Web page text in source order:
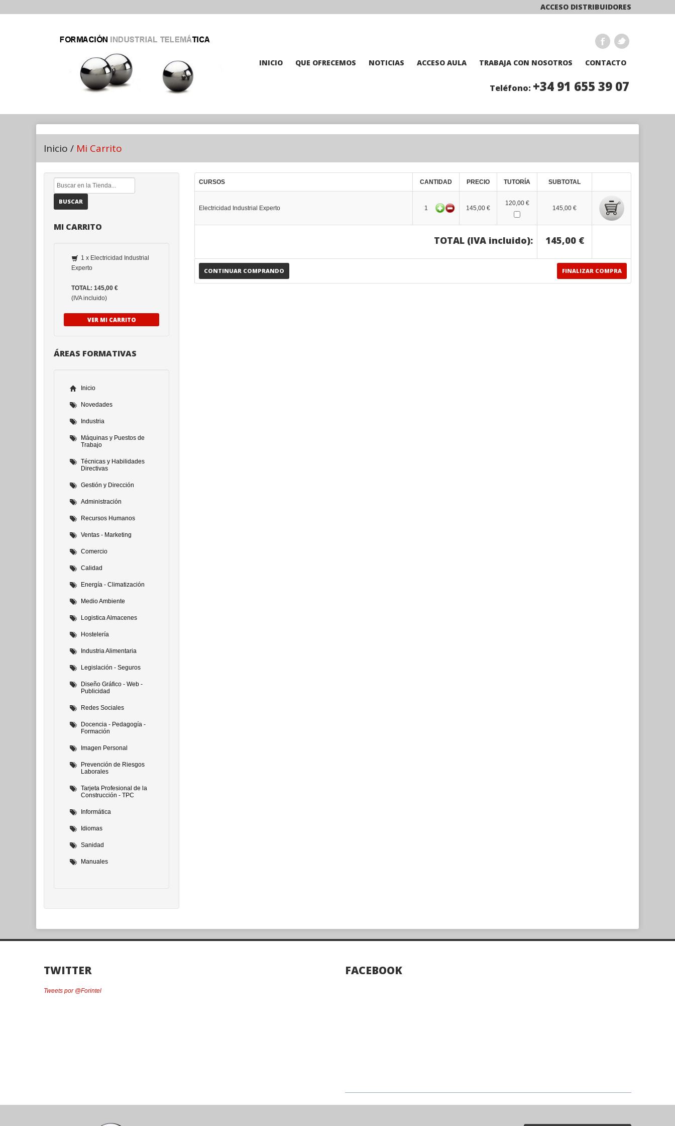
ACCESO DISTRIBUIDORES
INICIO QUE OFRECEMOS NOTICIAS ACCESO AULA TRABAJA CON NOSOTROS CONTACTO
Teléfono: +34 91 655 39 07
Inicio / Mi Carrito
BUSCAR
MI CARRITO
1 x Electricidad Industrial
Experto
TOTAL: 145,00 €
(IVA incluido)
VER MI CARRITO
ÁREAS FORMATIVAS
Inicio
Novedades
Industria
Máquinas y Puestos de
Trabajo
Técnicas y Habilidades
Directivas
Gestión y Dirección
Administración
Recursos Humanos
Ventas - Marketing
Comercio
Calidad
Energía - Climatización
Medio Ambiente
Logistica Almacenes
Hostelería
Industria Alimentaria
Legislación - Seguros
Diseño Gráfico - Web -
Publicidad
Redes Sociales
Docencia - Pedagogía -
Formación
Imagen Personal
Prevención de Riesgos
Laborales
Tarjeta Profesional de la
Construcción - TPC
Informática
Idiomas
Sanidad
Manuales
CURSOS CANTIDAD PRECIO TUTORÍA SUBTOTAL
CONTINUAR COMPRANDO FINALIZAR COMPRA
Electricidad Industrial Experto 1 145,00 €
120,00 €
145,00 €
TOTAL (IVA incluido): 145,00 €
TWITTER
Tweets por @Forintel
FACEBOOK